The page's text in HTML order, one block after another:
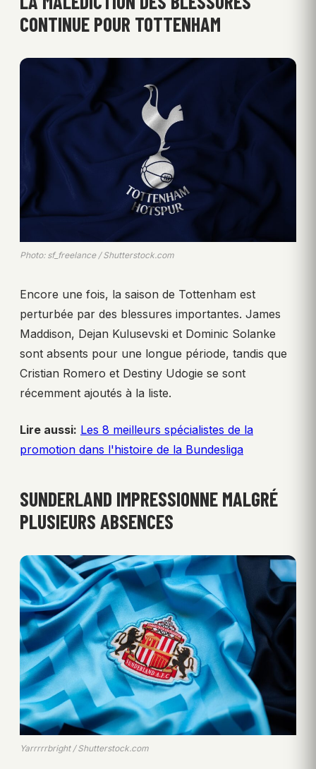
CONTINUE POUR TOTTENHAM
Photo: sf_freelance / Shutterstock.com
Encore une fois, la saison de Tottenham est
perturbée par des blessures importantes. James
Maddison, Dejan Kulusevski et Dominic Solanke
sont absents pour une longue période, tandis que
Cristian Romero et Destiny Udogie se sont
récemment ajoutés à la liste.
Lire aussi: Les 8 meilleurs spécialistes de la
promotion dans l'histoire de la Bundesliga
SUNDERLAND IMPRESSIONNE MALGRÉ
PLUSIEURS ABSENCES
Yarrrrrbright / Shutterstock.com